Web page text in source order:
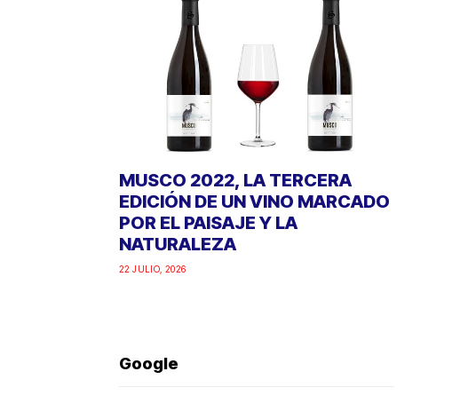
MUSCO 2022, LA TERCERA
EDICIÓN DE UN VINO MARCADO
POR EL PAISAJE Y LA
NATURALEZA
22 JULIO, 2026
Google